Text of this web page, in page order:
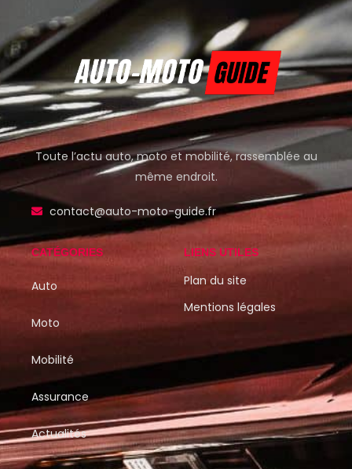
Toute l’actu auto, moto et mobilité, rassemblée au
même endroit.
contact@auto-moto-guide.fr
CATÉGORIES
Auto
Moto
Mobilité
Assurance
Actualités
LIENS UTILES
Plan du site
Mentions légales